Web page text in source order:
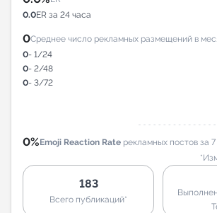
0.0ER за 24 часа
0Среднее число рекламных размещений в
0- 1/24
0- 2/48
0- 3/72
0%Emoji Reaction Rate рекламных постов за
183
Всего публикаций*